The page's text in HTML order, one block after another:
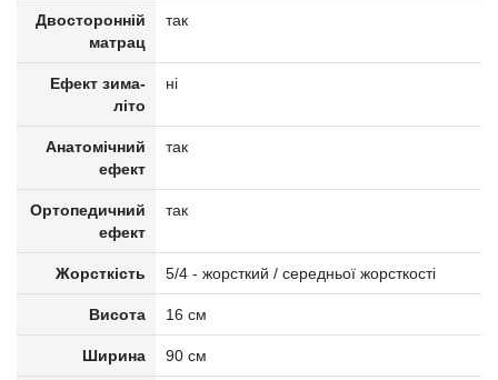
Двосторонній
матрац
так
Ефект зима-
літо
ні
Анатомічний
ефект
так
Ортопедичний
ефект
так
Жорсткість 5/4 - жорсткий / середньої жорсткості
Висота 16 см
Ширина 90 см